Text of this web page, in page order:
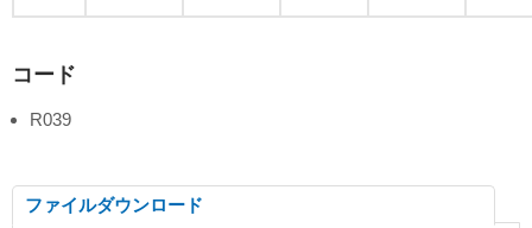
コード
R039
ファイルダウンロード